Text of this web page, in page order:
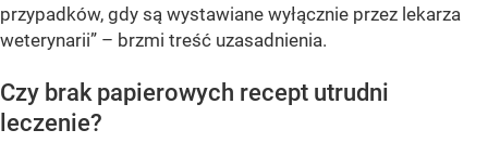
przypadków, gdy są wystawiane wyłącznie przez lekarza
weterynarii” – brzmi treść uzasadnienia.
Czy brak papierowych recept utrudni
leczenie?